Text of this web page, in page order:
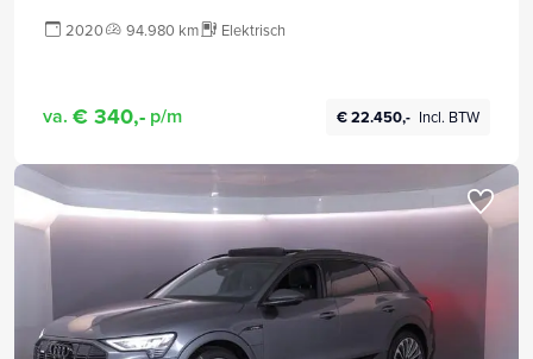
2020 94.980 km Elektrisch
va. € 340,- p/m € 22.450,- Incl. BTW